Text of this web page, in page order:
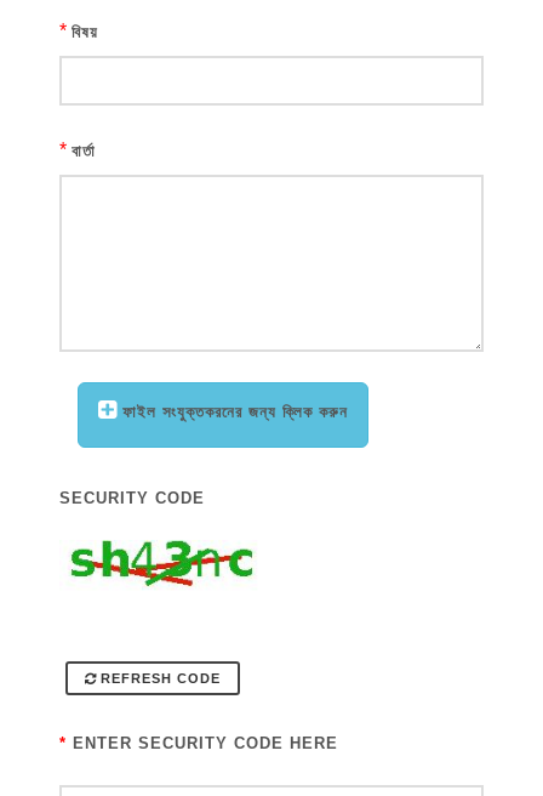
* বিষয়
* বার্তা
ফাইল সংযুক্তকরনের জন্য ক্লিক করুন
SECURITY CODE
REFRESH CODE
* ENTER SECURITY CODE HERE